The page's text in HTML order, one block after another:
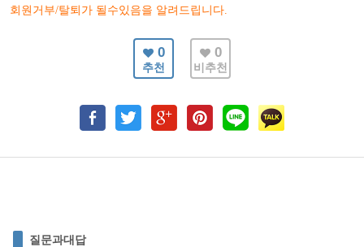
회원거부/탈퇴가 될수있음을 알려드립니다.
0
추천
0
비추천
질문과대답